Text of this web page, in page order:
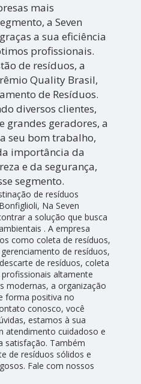
mais
a Seven
a sua eficiência
profissionais.
de resíduos, a
Quality Brasil,
de Resíduos.
diversos clientes,
grandes geradores, a
seu bom trabalho,
importância da
e da segurança,
segmento.
de resíduos
Na Seven
a solução que busca
. A empresa
como coleta de resíduos,
de resíduos,
de resíduos, coleta
altamente
modernas, a organização
forma positiva no
conosco, você
estamos à sua
atendimento cuidadoso e
satisfação. Também
de resíduos sólidos e
Fale com nossos